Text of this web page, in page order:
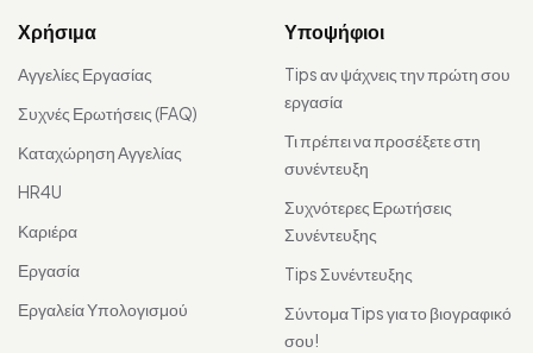
Χρήσιμα
Αγγελίες Εργασίας
Συχνές Ερωτήσεις (FAQ)
Καταχώρηση Αγγελίας
HR4U
Καριέρα
Εργασία
Εργαλεία Υπολογισμού
Υποψήφιοι
Tips αν ψάχνεις την πρώτη σου
εργασία
Τι πρέπει να προσέξετε στη
συνέντευξη
Συχνότερες Ερωτήσεις
Συνέντευξης
Tips Συνέντευξης
Σύντομα Τips για το βιογραφικό
σου!